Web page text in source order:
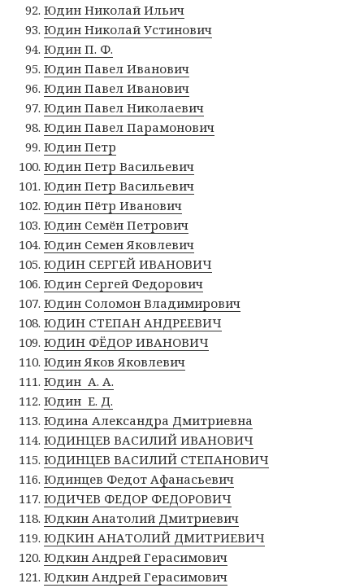
Юдин Николай Ильич
Юдин Николай Устинович
Юдин П. Ф.
Юдин Павел Иванович
Юдин Павел Иванович
Юдин Павел Николаевич
Юдин Павел Парамонович
Юдин Петр
Юдин Петр Васильевич
Юдин Петр Васильевич
Юдин Пётр Иванович
Юдин Семён Петрович
Юдин Семен Яковлевич
ЮДИН СЕРГЕЙ ИВАНОВИЧ
Юдин Сергей Федорович
Юдин Соломон Владимирович
ЮДИН СТЕПАН АНДРЕЕВИЧ
ЮДИН ФЁДОР ИВАНОВИЧ
Юдин Яков Яковлевич
Юдин А. А.
Юдин Е. Д.
Юдина Александра Дмитриевна
ЮДИНЦЕВ ВАСИЛИЙ ИВАНОВИЧ
ЮДИНЦЕВ ВАСИЛИЙ СТЕПАНОВИЧ
Юдинцев Федот Афанасьевич
ЮДИЧЕВ ФЕДОР ФЕДОРОВИЧ
Юдкин Анатолий Дмитриевич
ЮДКИН АНАТОЛИЙ ДМИТРИЕВИЧ
Юдкин Андрей Герасимович
Юдкин Андрей Герасимович